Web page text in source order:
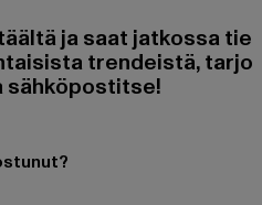
ja saat jatkossa tie
trendeistä, tarjo
sähköpostitse!